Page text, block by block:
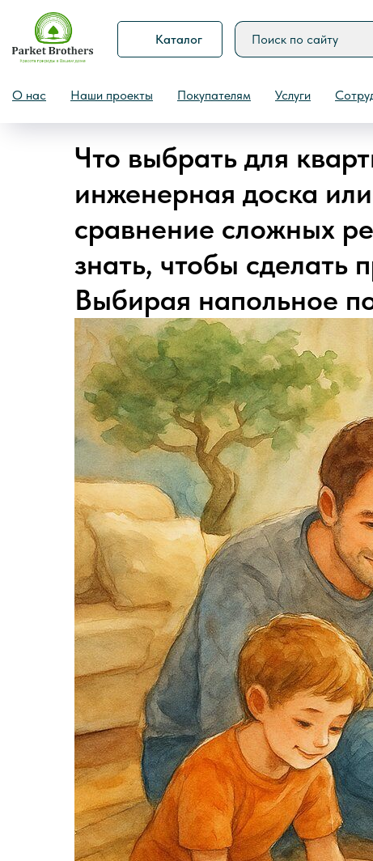
Каталог
О нас Наши проекты Покупателям Услуги
Что выбрать для
инженерная доска
сравнение сложных
знать, чтобы сделать
Выбирая напольное